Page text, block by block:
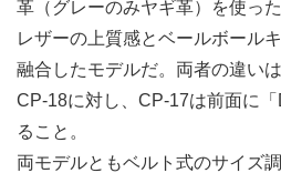
革（グレーのみヤギ革）を使っ
レザーの上質感とベールボール
融合したモデルだ。両者の違い
CP-18に対し、CP-17は前面に
ること。
両モデルともベルト式のサイズ